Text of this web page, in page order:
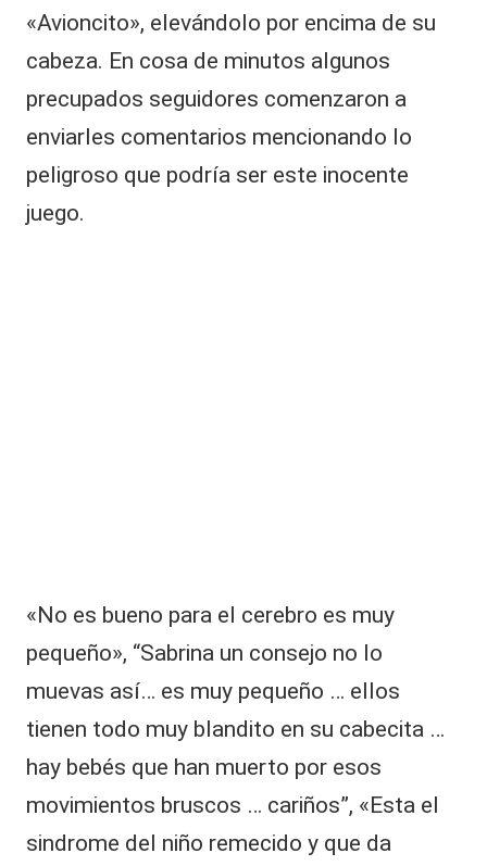
o
«Avioncito», elevándolo por encima de su
cabeza. En cosa de minutos algunos
precupados seguidores comenzaron a
enviarles comentarios mencionando lo
peligroso que podría ser este inocente
juego.
«No es bueno para el cerebro es muy
pequeño», “Sabrina un consejo no lo
muevas así… es muy pequeño … ellos
tienen todo muy blandito en su cabecita …
hay bebés que han muerto por esos
movimientos bruscos … cariños”, «Esta el
sindrome del niño remecido y que da